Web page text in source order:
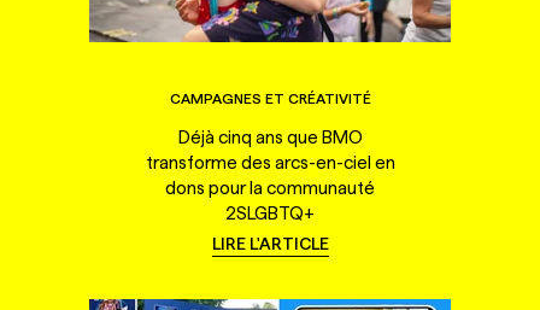
CAMPAGNES ET CRÉATIVITÉ
Déjà cinq ans que BMO
transforme des arcs-en-ciel en
dons pour la communauté
2SLGBTQ+
LIRE L'ARTICLE